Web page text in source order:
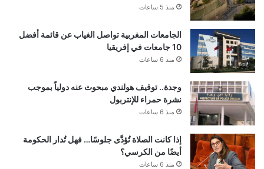
منذ 5 ساعات
الجامعات المغربية تواصل الغياب عن قائمة أفضل
10 جامعات في إفريقيا
منذ 6 ساعات
وجدة.. توقيف هولندي مبحوث عنه دولياً بموجب
نشرة حمراء للإنتربول
منذ 6 ساعات
إذا كانت الصلاة تُؤدَّى جلوسًا… فهل تُدار الحكومة
أيضًا من الكرسي؟
منذ 6 ساعات